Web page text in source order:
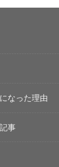
なった理由
事